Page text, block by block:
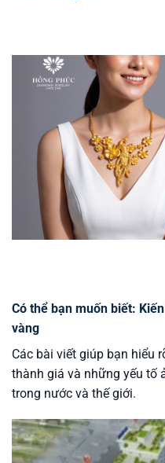
Có thể bạn muốn biết:
vàng
Các bài viết giúp bạn hiểu
thành giá và những yếu tố
trong nước và thế giới.